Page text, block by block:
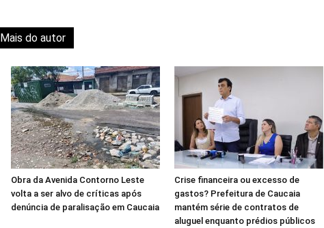
Mais do autor
Obra da Avenida Contorno Leste
volta a ser alvo de críticas após
denúncia de paralisação em Caucaia
Crise financeira ou excesso de
gastos? Prefeitura de Caucaia
mantém série de contratos de
aluguel enquanto prédios públicos